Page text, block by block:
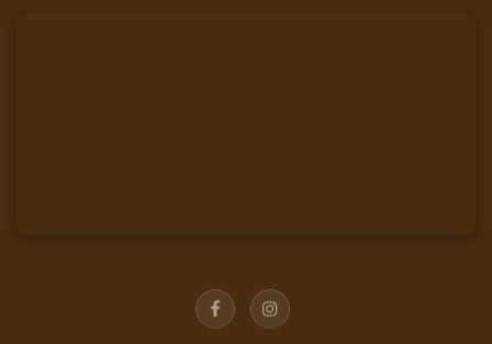
FacebookInstagram